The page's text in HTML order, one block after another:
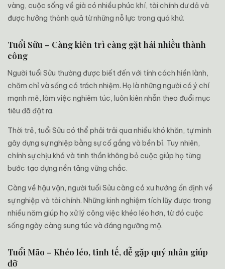
vàng, cuộc sống về già có nhiều phúc khí, tài chính dư dả và
được hưởng thành quả từ những nỗ lực trong quá khứ.
Tuổi Sửu – Càng kiên trì càng gặt hái nhiều thành
công
Người tuổi Sửu thường được biết đến với tính cách hiền lành,
chăm chỉ và sống có trách nhiệm. Họ là những người có ý chí
mạnh mẽ, làm việc nghiêm túc, luôn kiên nhẫn theo đuổi mục
tiêu đã đặt ra.
Thời trẻ, tuổi Sửu có thể phải trải qua nhiều khó khăn, tự mình
gây dựng sự nghiệp bằng sự cố gắng và bền bỉ. Tuy nhiên,
chính sự chịu khó và tinh thần không bỏ cuộc giúp họ từng
bước tạo dựng nền tảng vững chắc.
Càng về hậu vận, người tuổi Sửu càng có xu hướng ổn định về
sự nghiệp và tài chính. Những kinh nghiệm tích lũy được trong
nhiều năm giúp họ xử lý công việc khéo léo hơn, từ đó cuộc
sống ngày càng sung túc và đáng ngưỡng mộ.
Tuổi Mão – Khéo léo, tinh tế, dễ gặp quý nhân giúp
đỡ